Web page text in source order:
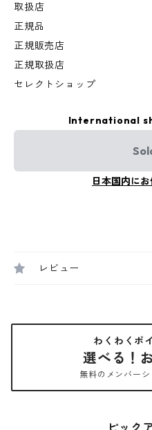
取扱店
正規品
正規販売店
正規取扱店
セレクトショップ
International
日本国内に
レビュー
わくわくポ
選べる！
無料のメンバー